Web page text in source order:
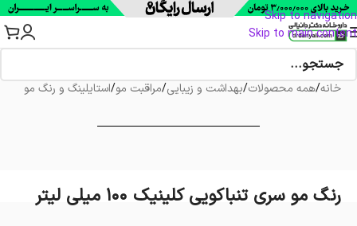
Skip to navigation
Skip to main content
خانه/همه محصولات/بهداشت و زیبایی/مراقبت مو/استایلینگ و رنگ مو
رنگ مو سری تنباکویی کلینیک 100 میلی لیتر